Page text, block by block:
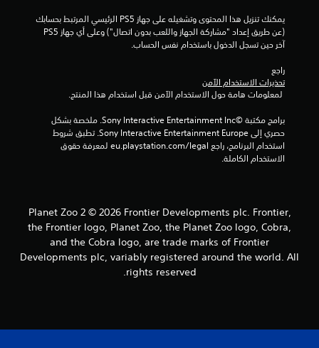
آخر حين تسجل الدخول باستخدام نفس الحساب.
راجع
تحذيرات الاستخدام الآمن
الاستخدام الكاملة.
Planet Zoo 2 © 2026 Frontier Developments plc. Frontier,
the Frontier logo, Planet Zoo, the Planet Zoo logo, Cobra,
and the Cobra logo, are trade marks of Frontier
Developments plc, variably registered around the world. All
rights reserved.